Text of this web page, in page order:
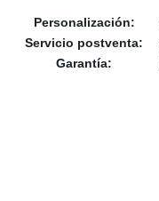
Personalización:
Servicio postventa:
Garantía: